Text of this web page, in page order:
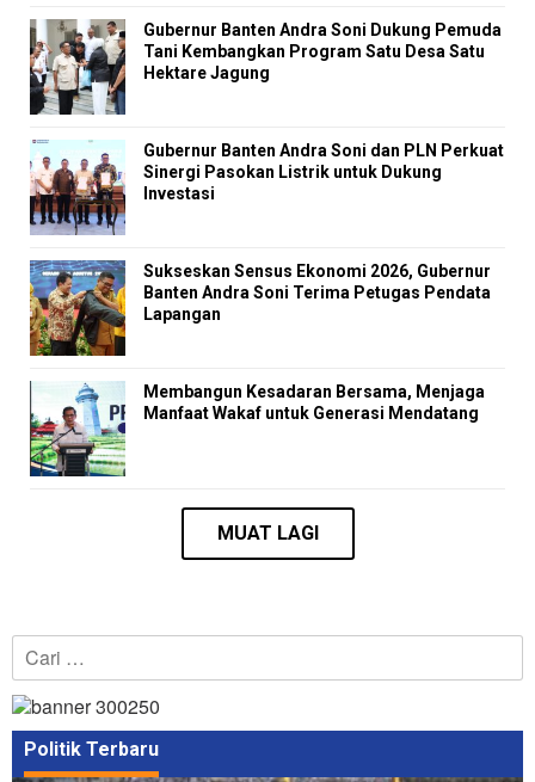
Gubernur Banten Andra Soni Dukung Pemuda
Tani Kembangkan Program Satu Desa Satu
Hektare Jagung
Gubernur Banten Andra Soni dan PLN Perkuat
Sinergi Pasokan Listrik untuk Dukung
Investasi
Sukseskan Sensus Ekonomi 2026, Gubernur
Banten Andra Soni Terima Petugas Pendata
Lapangan
Membangun Kesadaran Bersama, Menjaga
Manfaat Wakaf untuk Generasi Mendatang
Cari
untuk:
Politik Terbaru